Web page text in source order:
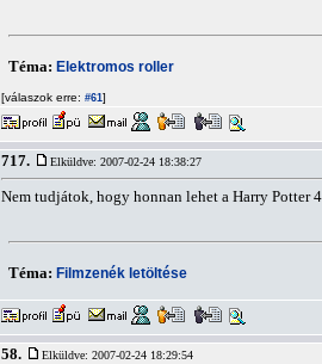
Téma: Elektromos roller
[válaszok erre: #61]
717. Elküldve: 2007-02-24 18:38:27
Nem tudjátok, hogy honnan lehet a Harry Potter
Téma: Filmzenék letöltése
58. Elküldve: 2007-02-24 18:29:54